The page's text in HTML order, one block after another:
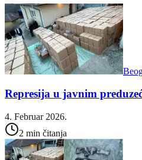
Represija u javnim
4. Februar 2026.
2 min čitanja